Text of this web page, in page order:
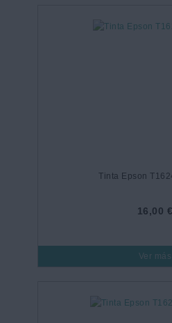
Tinta Epson
16,00 €
Ver más